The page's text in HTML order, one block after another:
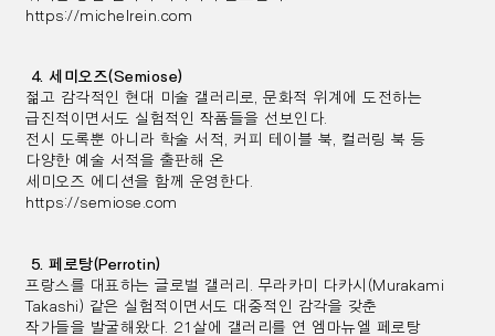
https://michelrein.com
4. 세미오즈(Semiose)
젊고 감각적인 현대 미술 갤러리로, 문화적 위계에 도전하는
급진적이면서도 실험적인 작품들을 선보인다.
전시 도록뿐 아니라 학술 서적, 커피 테이블 북, 컬러링 북 등
다양한 예술 서적을 출판해 온
세미오즈 에디션을 함께 운영한다.
https://semiose.com
5. 페로탕(Perrotin)
프랑스를 대표하는 글로벌 갤러리. 무라카미 다카시(Murakami
Takashi) 같은 실험적이면서도 대중적인 감각을 갖춘
작가들을 발굴해왔다. 21살에 갤러리를 연 엠마뉴엘 페로탕